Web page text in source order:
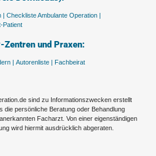
| Checkliste Ambulante Operation |
Patient
Zentren und Praxen:
| Autorenliste | Fachbeirat
sind zu Informationszwecken erstellt
die persönliche Beratung oder Behandlung
Facharzt. Von einer eigenständigen
wird hiermit ausdrücklich abgeraten.